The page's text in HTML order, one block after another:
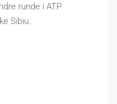
runde i ATP
Sibiu.